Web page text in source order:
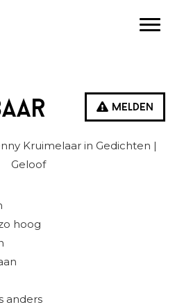
Melden
Kruimelaar in Gedichten |
Geloof
hoog
anders